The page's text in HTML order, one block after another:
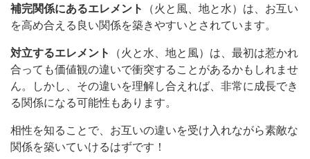
補完関係にあるエレメント
（火と風、地と水）は、お互い
を高め合える良い関係を築きやすいとされています。
対立するエレメント
（火と水、地と風）は、最初は惹かれ
合っても価値観の違いで衝突することがあるかもしれませ
ん。しかし、その違いを理解し合えれば、非常に成長でき
る関係になる可能性もあります。
相性を知ることで、お互いの違いを受け入れながら素敵な
関係を築いていけるはずです！